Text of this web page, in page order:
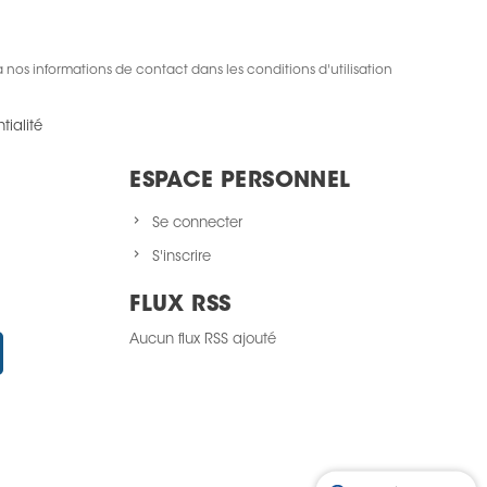
nos informations de contact dans les conditions d'utilisation
ESPACE PERSONNEL
Se connecter
S'inscrire
FLUX RSS
Aucun flux RSS ajouté